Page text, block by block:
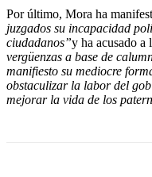
Por último, Mora ha
juzgados su incapacidad
ciudadanos”y ha acusado a
vergüenzas a base de
manifiesto su mediocre
obstaculizar la labor del
mejorar la vida de los